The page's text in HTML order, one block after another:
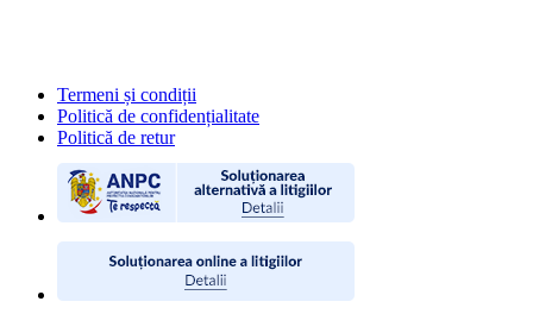
Termeni și condiții
Politică de confidențialitate
Politică de retur